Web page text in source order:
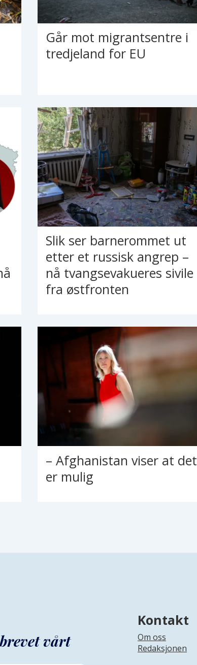
Går mot migrantsentre i
tredjeland for EU
Slik ser barnerommet ut
etter et russisk angrep –
nå tvangsevakueres sivile
fra østfronten
– Afghanistan viser at det
er mulig
vårt
Kontakt
Om oss
Redaksjonen